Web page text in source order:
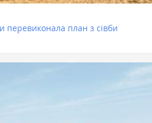
перевиконала план з сівби